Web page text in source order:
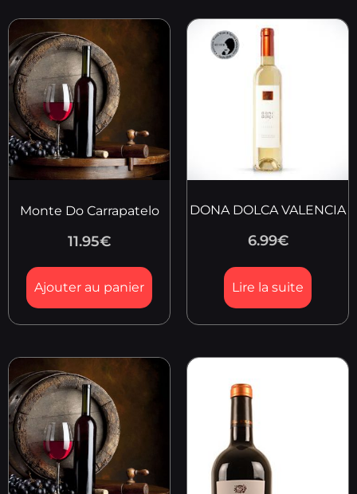
Monte Do Carrapatelo
11.95€
Ajouter au panier
DONA DOLCA VALENCIA
6.99€
Lire la suite